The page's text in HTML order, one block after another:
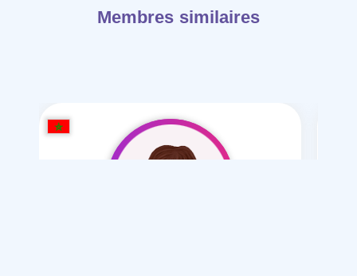
Membres similaires